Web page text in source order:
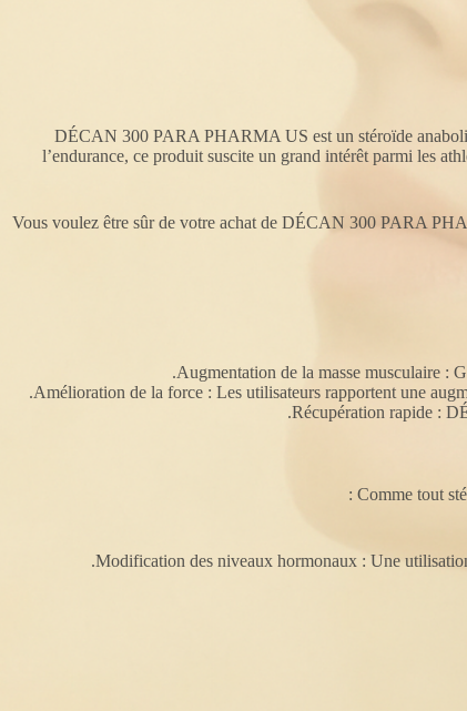
DÉCAN 300 PARA PHARMA US est un stéroïde
l’endurance, ce produit suscite un grand intérêt parmi les
Vous voulez être sûr de votre achat de DÉCAN 300 PARA
Augmentation de la masse musculaire :
Amélioration de la force : Les utilisateurs rapportent une
Récupération rapide :
Comme tout
Modification des niveaux hormonaux : Une